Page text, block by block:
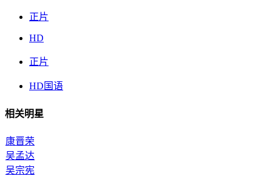
正片
HD
正片
HD国语
相关明星
康晋荣
吴孟达
吴宗宪